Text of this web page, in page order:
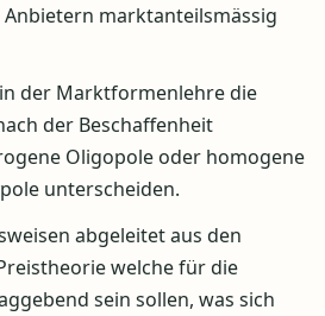
marktanteilsmässig
der Marktformenlehre die
der Beschaffenheit
Oligopole oder homogene
unterscheiden.
abgeleitet aus den
welche für die
sein sollen, was sich